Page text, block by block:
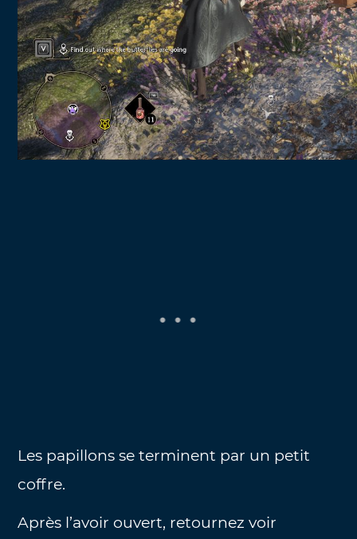
Les papillons se terminent par un petit
coffre.
Après l’avoir ouvert, retournez voir